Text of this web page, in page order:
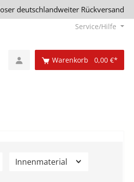
deutschlandweiter Rückversand
Service/Hilfe
Warenkorb 0,00 €*
Innenmaterial